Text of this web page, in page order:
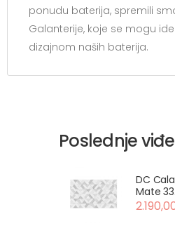
ponudu baterija, spremili
Galanterije, koje se mogu
dizajnom naših baterija.
Poslednje
DC
Mate